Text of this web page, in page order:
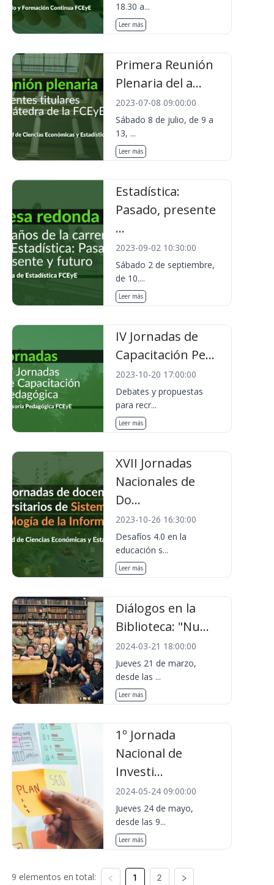
18.30 a...
Leer más
Primera Reunión
Plenaria del a...
2023-07-08 09:00:00
Sábado 8 de julio, de 9 a
13, ...
Leer más
Estadística:
Pasado, presente
...
2023-09-02 10:30:00
Sábado 2 de septiembre,
de 10....
Leer más
IV Jornadas de
Capacitación Pe...
2023-10-20 17:00:00
Debates y propuestas
para recr...
Leer más
XVII Jornadas
Nacionales de
Do...
2023-10-26 16:30:00
Desafíos 4.0 en la
educación s...
Leer más
Diálogos en la
Biblioteca: "Nu...
2024-03-21 18:00:00
Jueves 21 de marzo,
desde las ...
Leer más
1º Jornada
Nacional de
Investi...
2024-05-24 09:00:00
Jueves 24 de mayo,
desde las 9...
Leer más
9 elementos en total: 1 2